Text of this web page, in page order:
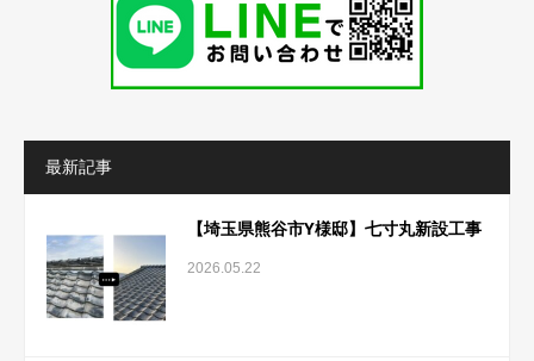
最新記事
【埼玉県熊谷市Y様邸】七寸丸新設工事
2026.05.22